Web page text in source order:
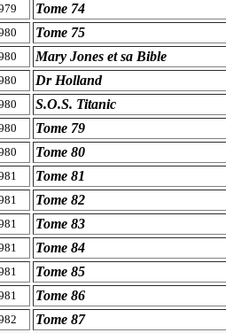
Tome 74
Tome 75
Mary Jones et sa Bible
Dr Holland
S.O.S. Titanic
Tome 79
Tome 80
Tome 81
Tome 82
Tome 83
Tome 84
Tome 85
Tome 86
Tome 87